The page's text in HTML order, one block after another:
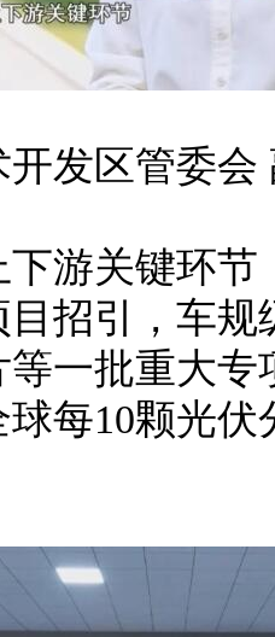
发区管委会
游关键环节
招引，车规
等一批重大专
球每10颗光